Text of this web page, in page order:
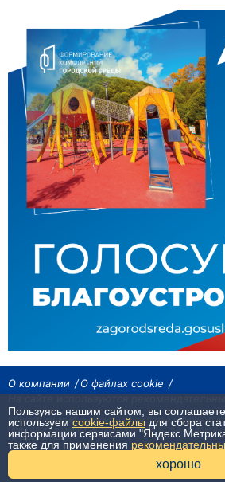
О компании
О файлах cookie
Сетевое издание «Байкал24». Все права охраняются
При использовании материалов агентства на других
гиперссылка.
Пользуясь нашим сайтом, вы
используем cookie-файлы для сбора
информации сервисами
также для применения
хорошо